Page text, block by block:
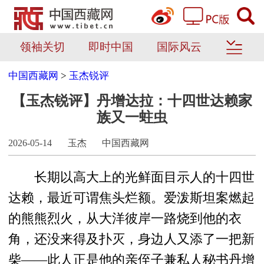
领袖关切 即时中国 国际风云
中国西藏网 > 玉杰锐评
【玉杰锐评】丹增达拉：十四世达赖家
族又一蛀虫
2026-05-14 玉杰 中国西藏网
长期以高大上的光鲜面目示人的十四世
达赖，最近可谓焦头烂额。爱泼斯坦案燃起
的熊熊烈火，从大洋彼岸一路烧到他的衣
角，还没来得及扑灭，身边人又添了一把新
柴——此人正是他的亲侄子兼私人秘书丹增